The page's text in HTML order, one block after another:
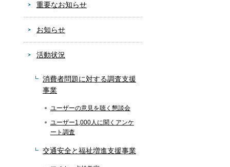
重要なお知らせ
お知らせ
活動状況
消費者問題に対する調査支援
事業
ユーザーの意見を聴く懇談会
ユーザー1,000人に聞くアンケ
ート調査
交通安全と福祉増進支援事業